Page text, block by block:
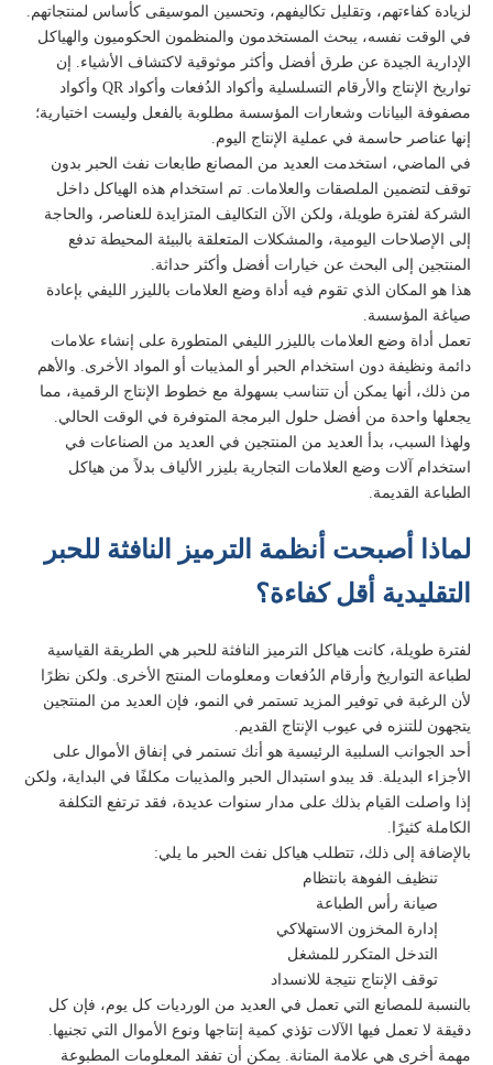
لزيادة كفاءتهم، وتقليل تكاليفهم، وتحسين الموسيقى كأساس لمنتجاتهم.
في الوقت نفسه، يبحث المستخدمون والمنظمون الحكوميون والهياكل
الإدارية الجيدة عن طرق أفضل وأكثر موثوقية لاكتشاف الأشياء. إن
تواريخ الإنتاج والأرقام التسلسلية وأكواد الدُفعات وأكواد QR وأكواد
مصفوفة البيانات وشعارات المؤسسة مطلوبة بالفعل وليست اختيارية؛
إنها عناصر حاسمة في عملية الإنتاج اليوم.
في الماضي، استخدمت العديد من المصانع طابعات نفث الحبر بدون
توقف لتضمين الملصقات والعلامات. تم استخدام هذه الهياكل داخل
الشركة لفترة طويلة، ولكن الآن التكاليف المتزايدة للعناصر، والحاجة
إلى الإصلاحات اليومية، والمشكلات المتعلقة بالبيئة المحيطة تدفع
المنتجين إلى البحث عن خيارات أفضل وأكثر حداثة.
هذا هو المكان الذي تقوم فيه أداة وضع العلامات بالليزر الليفي بإعادة
صياغة المؤسسة.
تعمل أداة وضع العلامات بالليزر الليفي المتطورة على إنشاء علامات
دائمة ونظيفة دون استخدام الحبر أو المذيبات أو المواد الأخرى. والأهم
من ذلك، أنها يمكن أن تتناسب بسهولة مع خطوط الإنتاج الرقمية، مما
يجعلها واحدة من أفضل حلول البرمجة المتوفرة في الوقت الحالي.
ولهذا السبب، بدأ العديد من المنتجين في العديد من الصناعات في
استخدام آلات وضع العلامات التجارية بليزر الألياف بدلاً من هياكل
الطباعة القديمة.
لماذا أصبحت أنظمة الترميز النافثة للحبر
التقليدية أقل كفاءة؟
لفترة طويلة، كانت هياكل الترميز النافثة للحبر هي الطريقة القياسية
لطباعة التواريخ وأرقام الدُفعات ومعلومات المنتج الأخرى. ولكن نظرًا
لأن الرغبة في توفير المزيد تستمر في النمو، فإن العديد من المنتجين
يتجهون للتنزه في عيوب الإنتاج القديم.
أحد الجوانب السلبية الرئيسية هو أنك تستمر في إنفاق الأموال على
الأجزاء البديلة. قد يبدو استبدال الحبر والمذيبات مكلفًا في البداية، ولكن
إذا واصلت القيام بذلك على مدار سنوات عديدة، فقد ترتفع التكلفة
الكاملة كثيرًا.
بالإضافة إلى ذلك، تتطلب هياكل نفث الحبر ما يلي:
تنظيف الفوهة بانتظام
صيانة رأس الطباعة
إدارة المخزون الاستهلاكي
التدخل المتكرر للمشغل
توقف الإنتاج نتيجة للانسداد
بالنسبة للمصانع التي تعمل في العديد من الورديات كل يوم، فإن كل
دقيقة لا تعمل فيها الآلات تؤذي كمية إنتاجها ونوع الأموال التي تجنيها.
مهمة أخرى هي علامة المتانة. يمكن أن تفقد المعلومات المطبوعة